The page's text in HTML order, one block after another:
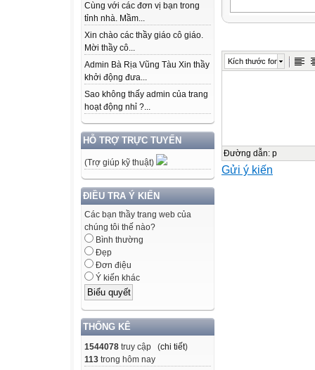
Cùng với các đơn vị bạn trong
tỉnh nhà. Mầm...
Xin chào các thầy giáo cô giáo.
Mời thầy cô...
Admin Bà Rịa Vũng Tàu Xin thầy
khởi động đưa...
Sao không thấy admin của trang
hoạt động nhỉ ?...
HỖ TRỢ TRỰC TUYẾN
(Trợ giúp kỹ thuật)
ĐIỀU TRA Ý KIẾN
Các bạn thầy trang web của
chúng tôi thế nào?
Bình thường
Đẹp
Đơn điệu
Ý kiến khác
THỐNG KÊ
1544078 truy cập (chi tiết)
113 trong hôm nay
Chuyển tổng
3 x 4 = 12
Kích thước font
Đường dẫn: p
Gửi ý kiến